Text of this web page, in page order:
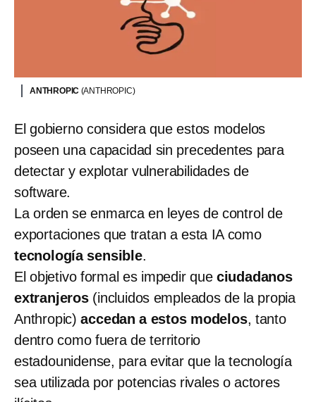
ANTHROPIC (ANTHROPIC)
El gobierno considera que estos modelos
poseen una capacidad sin precedentes para
detectar y explotar vulnerabilidades de
software.
La orden se enmarca en leyes de control de
exportaciones que tratan a esta IA como
tecnología sensible.
El objetivo formal es impedir que ciudadanos
extranjeros(incluidos empleados de la propia
Anthropic)accedan a estos modelos, tanto
dentro como fuera de territorio
estadounidense, para evitar que la tecnología
sea utilizada por potencias rivales o actores